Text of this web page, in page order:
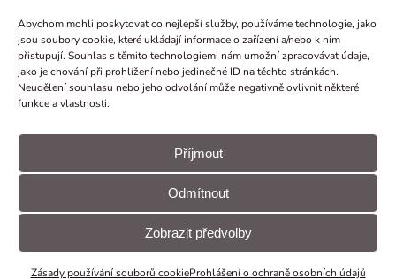
Abychom mohli poskytovat co nejlepší služby, používáme technologie, jako
jsou soubory cookie, které ukládají informace o zařízení a/nebo k nim
přistupují. Souhlas s těmito technologiemi nám umožní zpracovávat údaje,
jako je chování při prohlížení nebo jedinečné ID na těchto stránkách.
Neudělení souhlasu nebo jeho odvolání může negativně ovlivnit některé
funkce a vlastnosti.
Příjmout
Odmítnout
Zobrazit předvolby
Zásady používání souborů cookieProhlášení o ochraně osobních údajů
Reference
Co je nového
Kariéra
Certifikáty a
prohlášení
a recyklace
Granty a
Podpora
© CUE, a.s.
Všechna práva
vyhrazena
Předvolby Prohlášení